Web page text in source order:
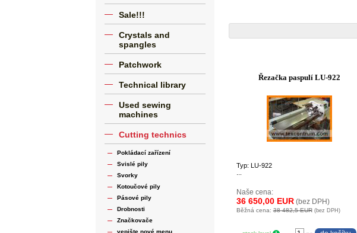
Sale!!!
Crystals and
spangles
Patchwork
Technical library
Used sewing
machines
Cutting technics
Pokládací zařízení
Svislé pily
Svorky
Kotoučové pily
Pásové pily
Drobnosti
Značkovače
vepište nové menu
Řezačka paspulí LU-922
Typ: LU-922
Naše cena:
36 650,00 EUR (bez DPH)
Běžná cena:38 482,5 EUR (bez DPH)